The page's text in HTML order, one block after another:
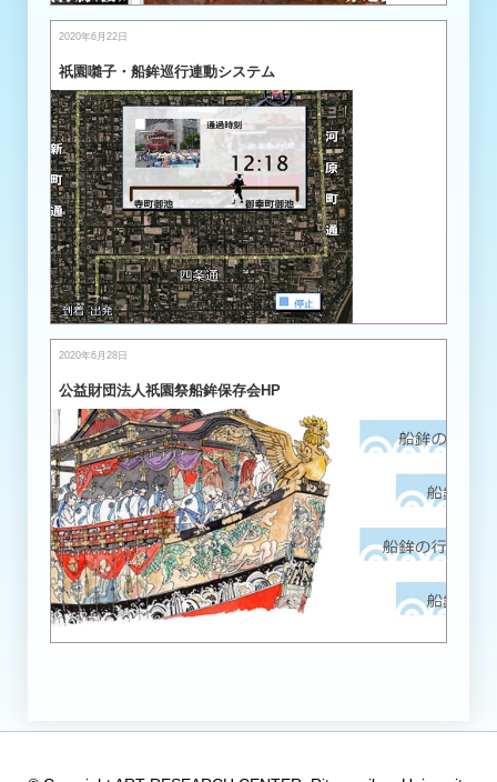
2020年6月22日
祇園囃子・船鉾巡行連動システム
2020年6月28日
公益財団法人祇園祭船鉾保存会HP